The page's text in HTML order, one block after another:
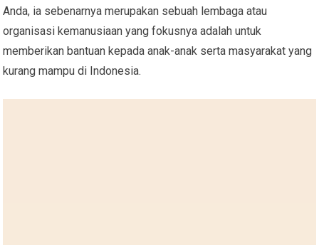
Anda, ia sebenarnya merupakan sebuah lembaga atau
organisasi kemanusiaan yang fokusnya adalah untuk
memberikan bantuan kepada anak-anak serta masyarakat yang
kurang mampu di Indonesia.